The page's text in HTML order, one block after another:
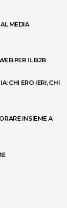
MEDIA
PER IL B2B
CHI ERO IERI, CHI
INSIEME A